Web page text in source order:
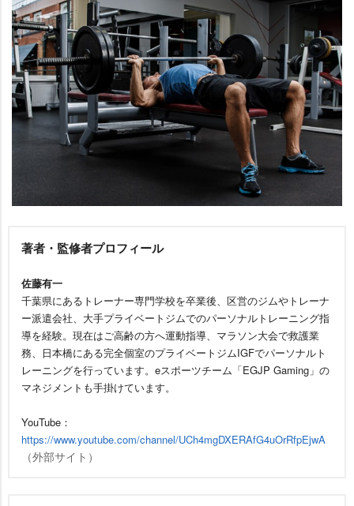
著者・監修者プロフィール
佐藤有一
千葉県にあるトレーナー専門学校を卒業後、区営のジムやトレーナ
ー派遣会社、大手プライベートジムでのパーソナルトレーニング指
導を経験。現在はご高齢の方へ運動指導、マラソン大会で救護業
務、日本橋にある完全個室のプライベートジムIGFでパーソナルト
レーニングを行っています。eスポーツチーム「EGJP Gaming」の
マネジメントも手掛けています。
YouTube：
https://www.youtube.com/channel/UCh4mgDXERAfG4uOrRfpEjwA
（外部サイト）